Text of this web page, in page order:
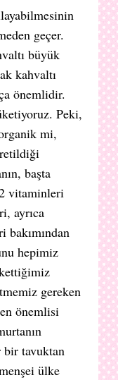
geçer.
büyük
kahvaltı
önemlidir.
Peki,
mi,
başta
vitaminleri
ayrıca
bakımından
hepimiz
gereken
önemlisi
bir tavuktan
ülke